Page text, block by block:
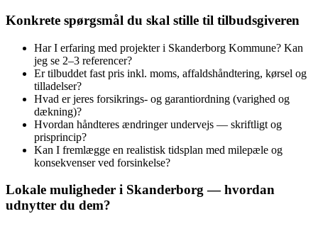
Konkrete spørgsmål du skal stille til tilbudsgiveren
Har I erfaring med projekter i Skanderborg Kommune? Kan
jeg se 2–3 referencer?
Er tilbuddet fast pris inkl. moms, affaldshåndtering, kørsel og
tilladelser?
Hvad er jeres forsikrings‑ og garantiordning (varighed og
dækning)?
Hvordan håndteres ændringer undervejs — skriftligt og
prisprincip?
Kan I fremlægge en realistisk tidsplan med milepæle og
konsekvenser ved forsinkelse?
Lokale muligheder i Skanderborg — hvordan
udnytter du dem?